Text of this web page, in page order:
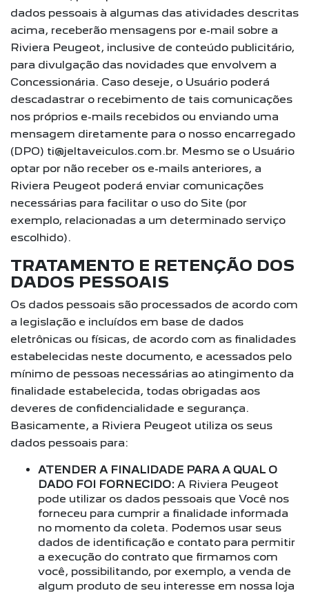
dados pessoais à algumas das atividades descritas
acima, receberão mensagens por e-mail sobre a
Riviera Peugeot, inclusive de conteúdo publicitário,
para divulgação das novidades que envolvem a
Concessionária. Caso deseje, o Usuário poderá
descadastrar o recebimento de tais comunicações
nos próprios e-mails recebidos ou enviando uma
mensagem diretamente para o nosso encarregado
(DPO) ti@jeltaveiculos.com.br. Mesmo se o Usuário
optar por não receber os e-mails anteriores, a
Riviera Peugeot poderá enviar comunicações
necessárias para facilitar o uso do Site (por
exemplo, relacionadas a um determinado serviço
escolhido).
TRATAMENTO E RETENÇÃO DOS
DADOS PESSOAIS
Os dados pessoais são processados de acordo com
a legislação e incluídos em base de dados
eletrônicas ou físicas, de acordo com as finalidades
estabelecidas neste documento, e acessados pelo
mínimo de pessoas necessárias ao atingimento da
finalidade estabelecida, todas obrigadas aos
deveres de confidencialidade e segurança.
Basicamente, a Riviera Peugeot utiliza os seus
dados pessoais para:
ATENDER A FINALIDADE PARA A QUAL O
DADO FOI FORNECIDO: A Riviera Peugeot
pode utilizar os dados pessoais que Você nos
forneceu para cumprir a finalidade informada
no momento da coleta. Podemos usar seus
dados de identificação e contato para permitir
a execução do contrato que firmamos com
você, possibilitando, por exemplo, a venda de
algum produto de seu interesse em nossa loja